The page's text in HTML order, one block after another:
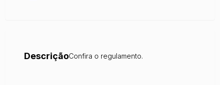
DescriçãoConfira o regulamento.